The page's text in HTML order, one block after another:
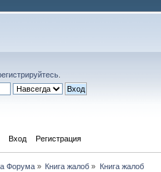
Вход Регистрация
Форума» Книга жалоб » Книга жалоб